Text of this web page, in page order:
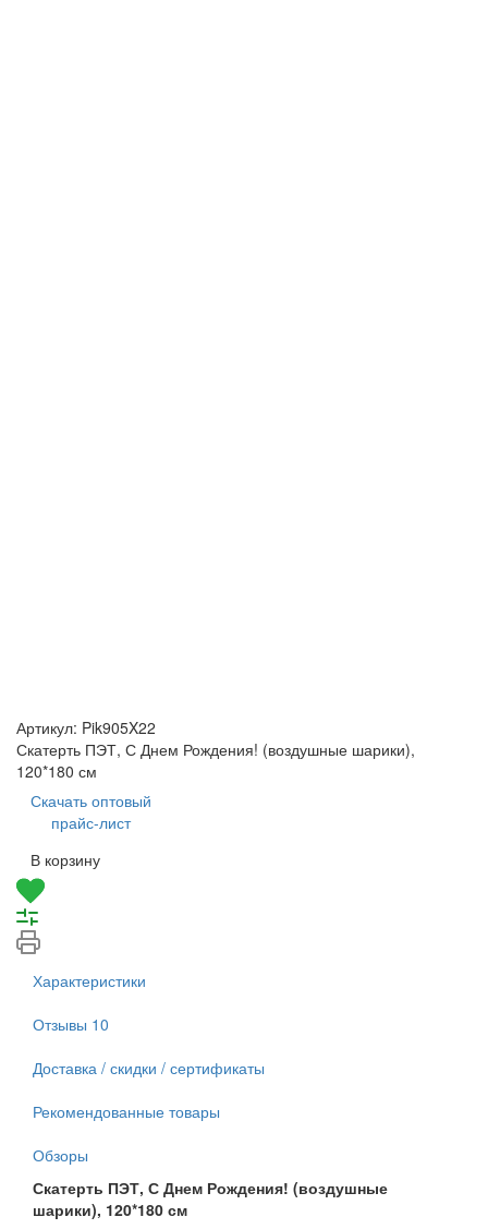
Артикул: Pik905X22
Скатерть ПЭТ, С Днем Рождения! (воздушные шарики),
120*180 см
Скачать оптовый
прайс-лист
В корзину
Характеристики
Отзывы 10
Доставка / скидки / сертификаты
Рекомендованные товары
Обзоры
Скатерть ПЭТ, С Днем Рождения! (воздушные
шарики), 120*180 см